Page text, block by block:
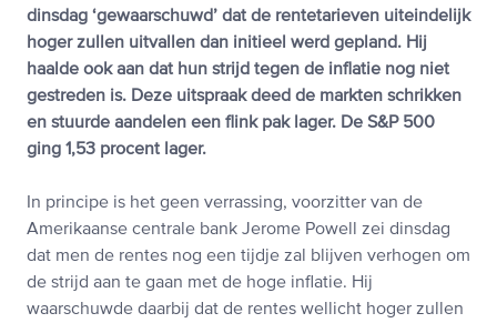
dinsdag ‘gewaarschuwd’ dat de rentetarieven uiteindelijk
hoger zullen uitvallen dan initieel werd gepland. Hij
haalde ook aan dat hun strijd tegen de inflatie nog niet
gestreden is. Deze uitspraak deed de markten schrikken
en stuurde aandelen een flink pak lager. De S&P 500
ging 1,53 procent lager.
In principe is het geen verrassing, voorzitter van de
Amerikaanse centrale bank Jerome Powell zei dinsdag
dat men de rentes nog een tijdje zal blijven verhogen om
de strijd aan te gaan met de hoge inflatie. Hij
waarschuwde daarbij dat de rentes wellicht hoger zullen